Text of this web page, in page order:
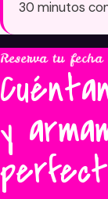
30 minutos
Reserva tu fecha
y